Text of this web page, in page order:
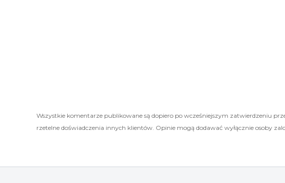
Wszystkie komentarze publikowane są dopiero po wcześniejszym zatwierdzeniu
rzetelne doświadczenia innych klientów. Opinie mogą dodawać wyłącznie osoby